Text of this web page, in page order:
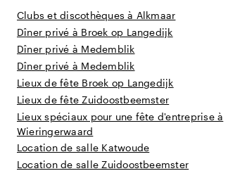
Clubs et discothèques à Alkmaar
Dîner privé à Broek op Langedijk
Dîner privé à Medemblik
Dîner privé à Medemblik
Lieux de fête Broek op Langedijk
Lieux de fête Zuidoostbeemster
Lieux spéciaux pour une fête d'entreprise à
Wieringerwaard
Location de salle Katwoude
Location de salle Zuidoostbeemster